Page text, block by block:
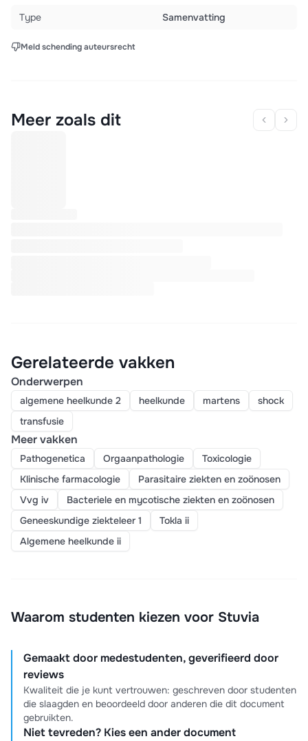
Type
Samenvatting
Meld schending auteursrecht
Meer zoals dit
Gerelateerde vakken
Onderwerpen
algemene heelkunde 2 heelkunde martens
shock
transfusie
Meer vakken
Pathogenetica Orgaanpathologie
Toxicologie
Klinische farmacologie
Parasitaire ziekten en zoönosen
Vvg iv
Bacteriele en mycotische ziekten en zoönosen
Geneeskundige ziekteleer 1
Tokla ii
Algemene heelkunde ii
Waarom studenten kiezen voor Stuvia
Gemaakt door medestudenten, geverifieerd door
reviews
Kwaliteit die je kunt vertrouwen: geschreven door studenten
die slaagden en beoordeeld door anderen die dit document
gebruikten.
Niet tevreden? Kies een ander document